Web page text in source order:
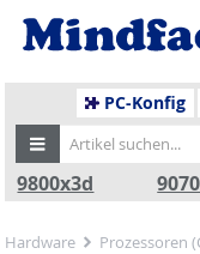
PC-Konfig
9800x3d
Hardware Prozessoren